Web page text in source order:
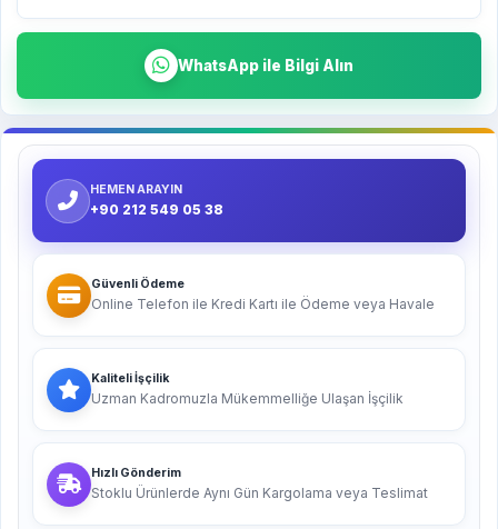
WhatsApp ile Bilgi Alın
HEMEN ARAYIN
+90 212 549 05 38
Güvenli Ödeme
Online Telefon ile Kredi Kartı ile Ödeme veya Havale
Kaliteli İşçilik
Uzman Kadromuzla Mükemmelliğe Ulaşan İşçilik
Hızlı Gönderim
Stoklu Ürünlerde Aynı Gün Kargolama veya Teslimat